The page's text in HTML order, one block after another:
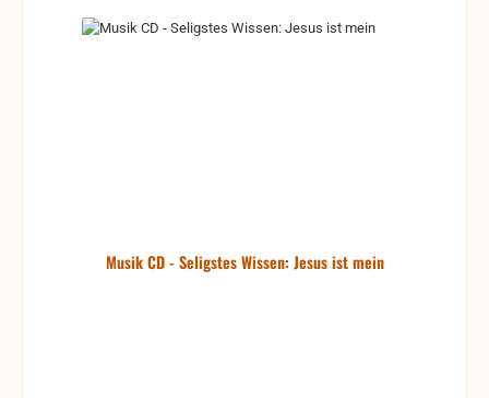
Musik CD - Seligstes Wissen: Jesus ist mein